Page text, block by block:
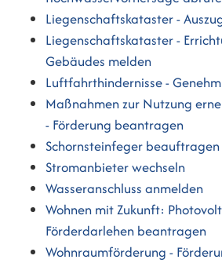
Liegenschaftskataster -
Liegenschaftskataster -
Gebäudes melden
Luftfahrthindernisse -
Maßnahmen zur Nutzung
- Förderung beantragen
Schornsteinfeger beauftragen
Stromanbieter wechseln
Wasseranschluss anmelden
Wohnen mit Zukunft:
Förderdarlehen beantragen
Wohnraumförderung -